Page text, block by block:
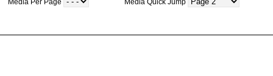
Media Per Page Media Quick Jump